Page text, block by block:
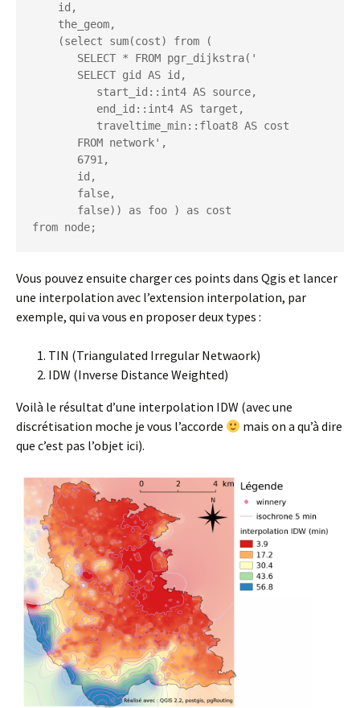
id,
the_geom,
(select sum(cost) from (
SELECT * FROM pgr_dijkstra('
SELECT gid AS id,
start_id::int4 AS source,
end_id::int4 AS target,
traveltime_min::float8 AS cost
FROM network',
6791,
id,
false,
false)) as foo ) as cost
Vous pouvez ensuite charger ces points dans Qgis et lancer
une interpolation avec l’extension interpolation, par
exemple, qui va vous en proposer deux types :
TIN (Triangulated Irregular Netwaork)
IDW (Inverse Distance Weighted)
Voilà le résultat d’une interpolation IDW (avec une
discrétisation moche je vous l’accorde
mais on a qu’à dire
que c’est pas l’objet ici).